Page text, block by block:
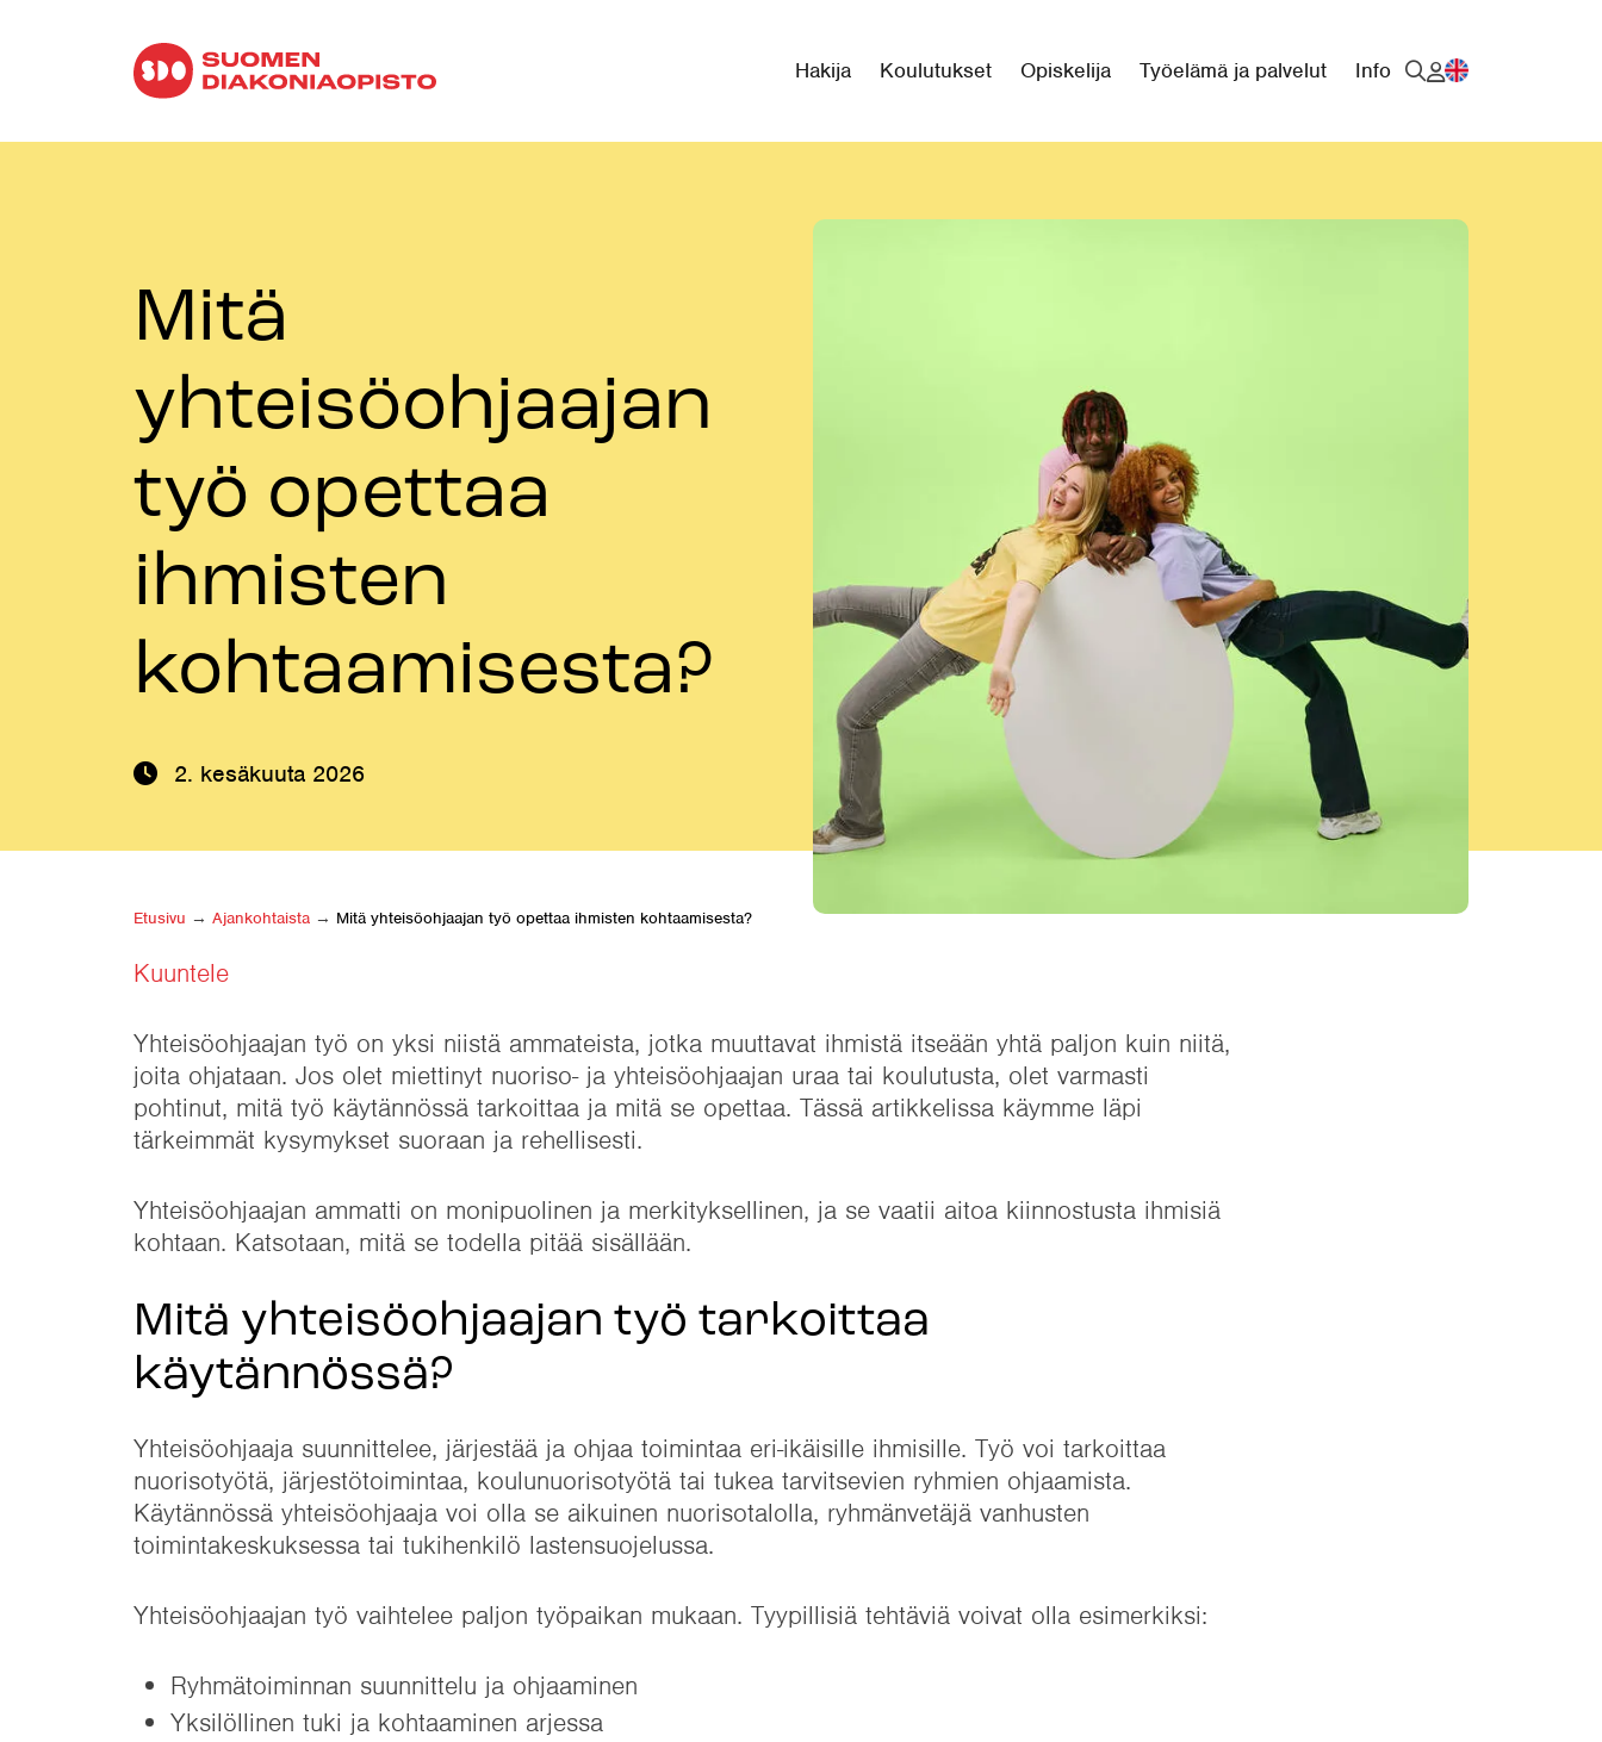
Hakija Koulutukset Opiskelija Työelämä ja palvelut Info
Mitä
yhteisöohjaajan
työ opettaa
ihmisten
kohtaamisesta?
2. kesäkuuta 2026
Etusivu → Ajankohtaista → Mitä yhteisöohjaajan työ opettaa ihmisten kohtaamisesta?
Kuuntele
Yhteisöohjaajan työ on yksi niistä ammateista, jotka muuttavat ihmistä itseään yhtä paljon kuin niitä,
joita ohjataan. Jos olet miettinyt nuoriso- ja yhteisöohjaajan uraa tai koulutusta, olet varmasti
pohtinut, mitä työ käytännössä tarkoittaa ja mitä se opettaa. Tässä artikkelissa käymme läpi
tärkeimmät kysymykset suoraan ja rehellisesti.
Yhteisöohjaajan ammatti on monipuolinen ja merkityksellinen, ja se vaatii aitoa kiinnostusta ihmisiä
kohtaan. Katsotaan, mitä se todella pitää sisällään.
Mitä yhteisöohjaajan työ tarkoittaa
käytännössä?
Yhteisöohjaaja suunnittelee, järjestää ja ohjaa toimintaa eri-ikäisille ihmisille. Työ voi tarkoittaa
nuorisotyötä, järjestötoimintaa, koulunuorisotyötä tai tukea tarvitsevien ryhmien ohjaamista.
Käytännössä yhteisöohjaaja voi olla se aikuinen nuorisotalolla, ryhmänvetäjä vanhusten
toimintakeskuksessa tai tukihenkilö lastensuojelussa.
Yhteisöohjaajan työ vaihtelee paljon työpaikan mukaan. Tyypillisiä tehtäviä voivat olla esimerkiksi:
Ryhmätoiminnan suunnittelu ja ohjaaminen
Yksilöllinen tuki ja kohtaaminen arjessa